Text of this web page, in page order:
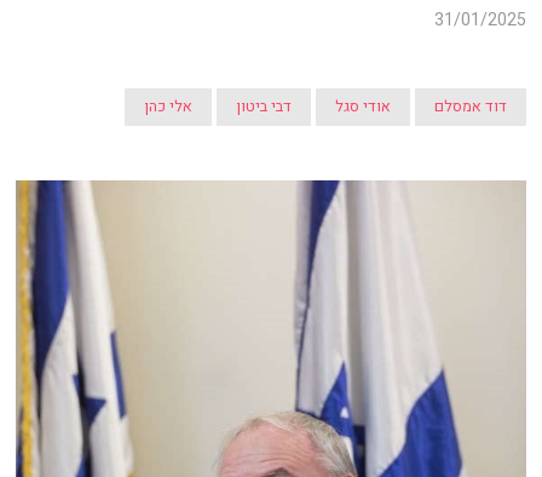
31/01/2025
דוד אמסלם אודי סגל דבי ביטון אלי כהן